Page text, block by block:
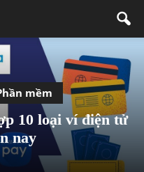
mềm
10 loại ví điện tử
nay